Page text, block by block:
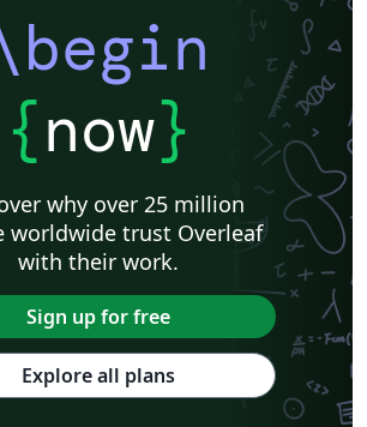
{now}
why over 25 million
worldwide trust Overleaf
with their work.
Sign up for free
Explore all plans